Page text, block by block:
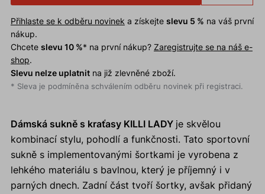
Přihlaste se k odběru novinek a získejte slevu 5 % na váš první
nákup.
Chcete slevu 10 %* na první nákup? Zaregistrujte se na náš e-
shop.
Slevu nelze uplatnitna již zlevněné zboží.
* Sleva je podmíněna schválením odběru novinek při registraci.
Dámská sukně s kraťasy KILLI LADY je skvělou
kombinací stylu, pohodlí a funkčnosti. Tato sportovní
sukně s implementovanými šortkami je vyrobena z
lehkého materiálu s bavlnou, který je příjemný i v
parných dnech. Zadní část tvoří šortky, avšak přidaný